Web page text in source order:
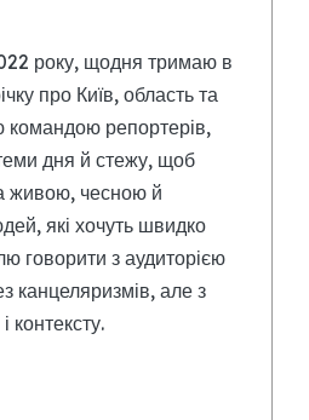
року, щодня тримаю в
про Київ, область та
командою репортерів,
дня й стежу, щоб
живою, чесною й
які хочуть швидко
говорити з аудиторією
канцеляризмів, але з
контексту.